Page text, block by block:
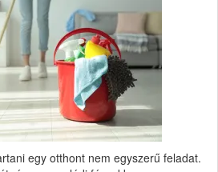
egy otthont nem egyszerű feladat.